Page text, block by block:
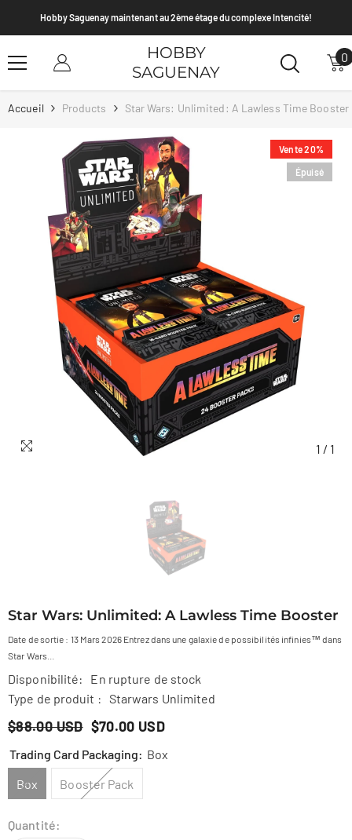
Hobby Saguenay maintenant au 2ème étage du complexe Intencité!
HOBBY
SAGUENAY
00
Accueil Products Star Wars: Unlimited: A Lawless Time Booster
Vente 20%
Épuisé
1 / 1
Star Wars: Unlimited: A Lawless Time Booster
Date de sortie : 13 Mars 2026 Entrez dans une galaxie de possibilités infinies™ dans
Star Wars...
Disponibilité:
En rupture de stock
Type de produit : Starwars Unlimited
$88.00 USD $70.00 USD
Trading Card Packaging: Box
Box
Booster Pack
Quantité: